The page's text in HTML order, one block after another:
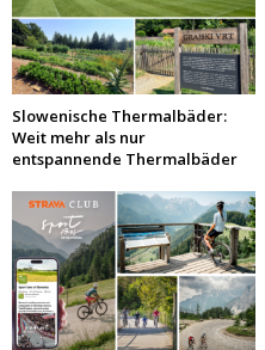
Slowenische Thermalbäder:
Weit mehr als nur
entspannende Thermalbäder